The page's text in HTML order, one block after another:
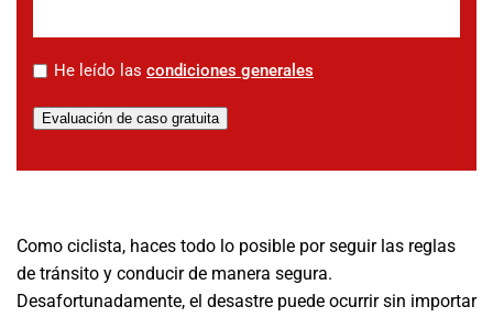
* He leído las condiciones generales
Evaluación de caso gratuita
Como ciclista, haces todo lo posible por seguir las reglas
de tránsito y conducir de manera segura.
Desafortunadamente, el desastre puede ocurrir sin importar